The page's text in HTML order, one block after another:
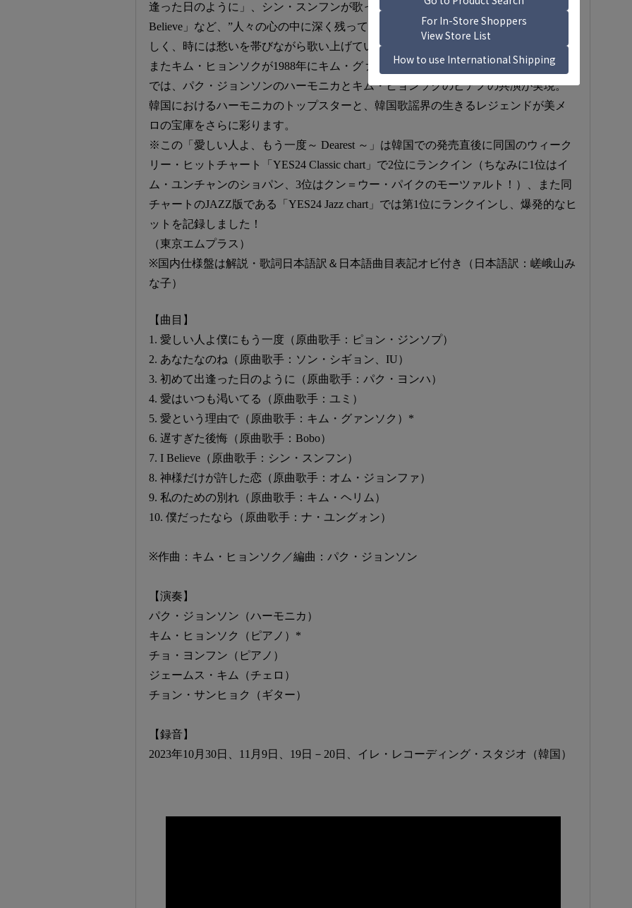
逢った日のように」、シン・スンフンが歌った『猟奇的な彼女』の主題歌「I
Believe」など、”人々の心の中に深く残っている曲”をハーモニカとアンサンブルが美
しく、時には愁いを帯びながら歌い上げています。
またキム・ヒョンソクが1988年にキム・グァンソクに提供した「愛という理由で」
では、パク・ジョンソンのハーモニカとキム・ヒョンソクのピアノの共演が実現。
韓国におけるハーモニカのトップスターと、韓国歌謡界の生きるレジェンドが美メ
ロの宝庫をさらに彩ります。
※この「愛しい人よ、もう一度～ Dearest ～」は韓国での発売直後に同国のウィーク
リー・ヒットチャート「YES24 Classic chart」で2位にランクイン（ちなみに1位はイ
ム・ユンチャンのショパン、3位はクン＝ウー・パイクのモーツァルト！）、また同
チャートのJAZZ版である「YES24 Jazz chart」では第1位にランクインし、爆発的なヒ
ットを記録しました！
（東京エムプラス）
※国内仕様盤は解説・歌詞日本語訳＆日本語曲目表記オビ付き（日本語訳：嵯峨山み
な子）
【曲目】
1. 愛しい人よ僕にもう一度（原曲歌手：ピョン・ジンソプ）
2. あなたなのね（原曲歌手：ソン・シギョン、IU）
3. 初めて出逢った日のように（原曲歌手：パク・ヨンハ）
4. 愛はいつも渇いてる（原曲歌手：ユミ）
5. 愛という理由で（原曲歌手：キム・グァンソク）*
6. 遅すぎた後悔（原曲歌手：Bobo）
7. I Believe（原曲歌手：シン・スンフン）
8. 神様だけが許した恋（原曲歌手：オム・ジョンファ）
9. 私のための別れ（原曲歌手：キム・ヘリム）
10. 僕だったなら（原曲歌手：ナ・ユングォン）
※作曲：キム・ヒョンソク／編曲：パク・ジョンソン
【演奏】
パク・ジョンソン（ハーモニカ）
キム・ヒョンソク（ピアノ）*
チョ・ヨンフン（ピアノ）
ジェームス・キム（チェロ）
チョン・サンヒョク（ギター）
【録音】
2023年10月30日、11月9日、19日－20日、イレ・レコーディング・スタジオ（韓国）